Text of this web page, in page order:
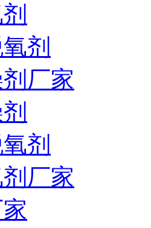
剂
厂家
剂
厂家